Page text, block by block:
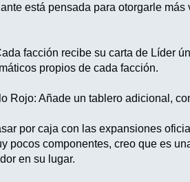
está pensada para otorgarle
facción recibe su carta de Líder
propios de cada facción.
Rojo: Añade un tablero adicional,
por caja con las expansiones
pocos componentes, creo que es
en su lugar.